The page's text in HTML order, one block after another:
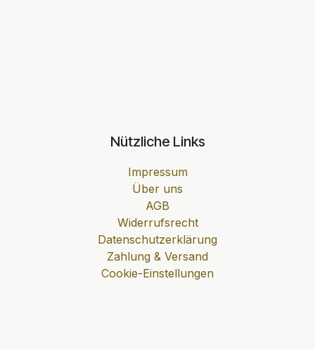
Nützliche Links
Impressum
Über uns
AGB
Widerrufsrecht
Datenschutzerklärung
Zahlung & Versand
Cookie-Einstellungen